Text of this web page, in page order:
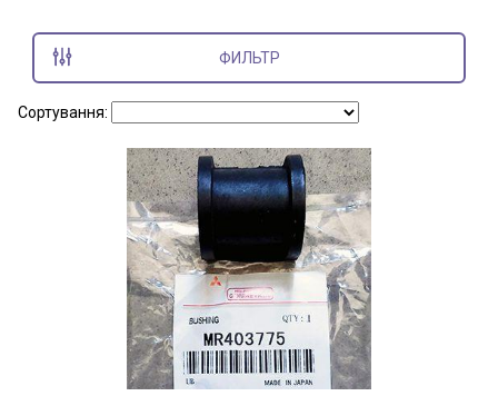
Hummer
Показать все марки
ФИЛЬТР
Сортування: